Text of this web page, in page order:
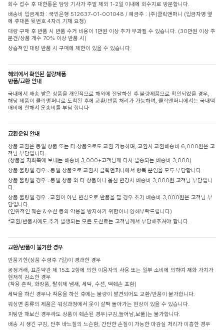
회수 접수 후 대한통운 담당 기사가 주말 제외 1-2일 이내에 회수지로 방문합니다.
배송비 입금계좌 : 국민은행 512637-01-001048 / 예금주 : (주)클릭앤퍼니 (입금자명 옆
에 휴대폰 뒷번호 4자리 기재 요청)
대량 구매 후 반품 시 반품 수거 비용이 1만원 이상 추가 부과될 수 있습니다. (30만원 이상 주
문건/상품 개수 70% 이상 반품 시)
상습적인 대량 반품 시 구매에 제한이 있을 수 있습니다.
해외에서 확인된 불량제품
반품/교환 안내
국내에서 배송 받은 상품을 개인적으로 해외에 전달하신 후 불량제품으로 확인되었을 경우,
해당 제품이 클릭앤퍼니로 도착된 후에 교환/반품 처리가 가능하며, 클릭앤퍼니에서는 국내택
배비에 한해서 운송비를 부담 합니다
교환운임 안내
상품 교환은 동일 상품 또는 타 상품으로도 교환 가능하며, 교환시 교환배송비 6,000원은 고
객님 부담입니다.
(상품을 저희쪽에 보내는 배송비 3,000+고객님께 다시 발송되는 배송비 3,000)
상품 불량일 경우 : 동일 상품으로 교환시 클릭앤퍼니에서 왕복 운임을 모두 부담합니다.
상품 불량일 경우 : 동일 상품 외 타 상품이나 옵션 변경시 배송비 3,000원 고객님 부담입니
다.
상품 불량일 경우 : 교환이 아닌 변심으로 반품을 할 경우 초기 배송비 3,000원은 고객님 부
담입니다.
(인위적인 훼손 & 수선 등의 악용을 방지하기 위함이니 양해부탁드립니다)
*교환/반품시에도 추가 발생되는 모든 도선료는 고객님께서 부담해주셔야 합니다.
교환/반품이 불가한 경우
반품기한(상품 수령후 7일)이 경과한 경우
공정거래, 표준약관 제 15조 2항에 의한 이용자의 사용 또는 일부 소비에 의하여 재화 가치가
현저히 감소한 경우
(착용 흔적, 화장품, 탈취제 냄새, 세탁, 수선, 택훼손 포함)
세탁을 하신 경우나 착용을 하신 후에는 불량이 발견되어도 교환/반품이 불가합니다.
워싱면 종류의 제품은 워싱과정에서 옷이 살짝 돌아가는 현상이 있을 수 있습니다.
피팅만 해보신 경우라도 상품이 훼손된 경우(구김,늘어남,보풀)는 불가합니다.
배송 시 생긴 구김, 단추 바느질의 느슨함, 간단한 손질이 가능한 마감실 처리가 미흡한 경우